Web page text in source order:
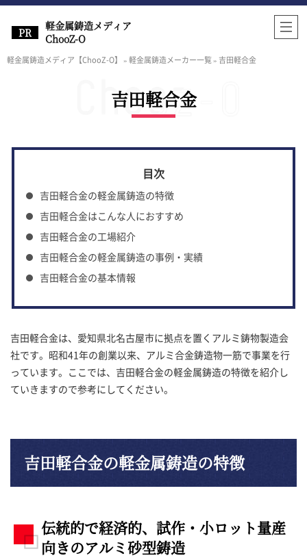
軽金属鋳造メディア
ChooZ-O
軽金属鋳造メディア【ChooZ-O】 »軽金属鋳造メーカー一覧» 吉田軽合金
吉田軽合金
吉田軽合金の軽金属鋳造の特徴
吉田軽合金はこんな人におすすめ
吉田軽合金の工場紹介
吉田軽合金の軽金属鋳造の事例・実績
吉田軽合金の基本情報
吉田軽合金は、愛知県北名古屋市に拠点を置くアルミ鋳物製造会
社です。昭和41年の創業以来、アルミ合金鋳造物一筋で事業を行
っています。ここでは、吉田軽合金の軽金属鋳造の特徴を紹介し
ていきますので参考にしてください。
吉田軽合金の軽金属鋳造の特徴
伝統的で経済的、試作・小ロット量産
向きのアルミ砂型鋳造